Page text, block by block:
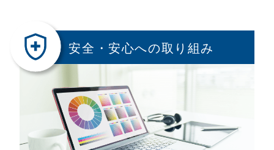
安全・安心への取り組み